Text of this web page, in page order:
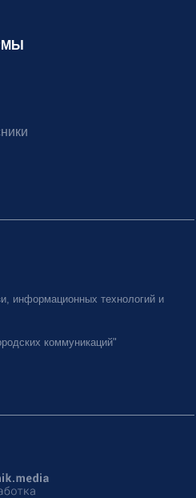
информационных технологий и
коммуникаций"